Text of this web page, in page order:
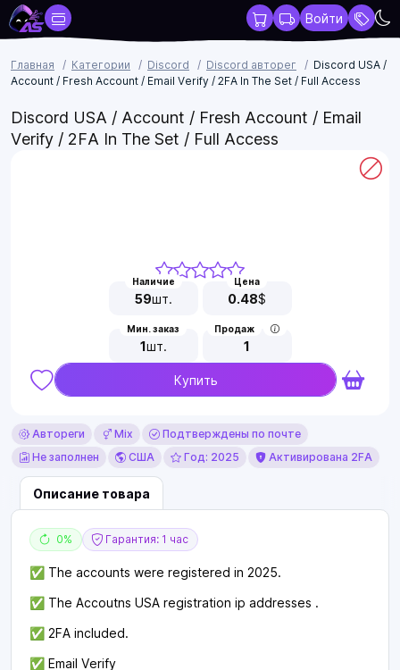
Войти
Главная Категории Discord Discord авторег
Discord USA /
Account / Fresh Account / Email Verify / 2FA In The Set / Full Access
Discord USA / Account / Fresh Account / Email
Verify / 2FA In The Set / Full Access
Наличие
59шт.
Цена
0.48$
Мин. заказ
1шт.
Продаж
1
Купить
Автореги Mix
Подтверждены по почте
Не заполнен
США Год: 2025 Активирована 2FA
Описание товара
0% Гарантия: 1 час
✅ The accounts were registered in 2025.
✅ The Accoutns USA registration ip addresses .
✅ 2FA included.
✅ Email Verify